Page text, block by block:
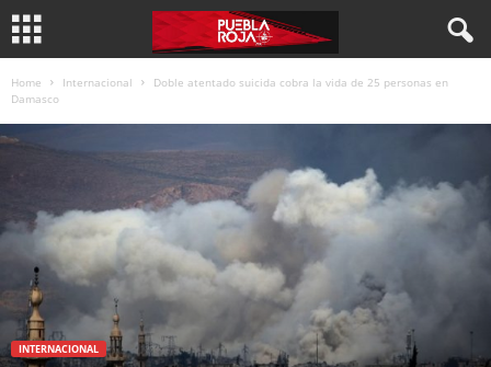
Home Internacional
Doble atentado suicida cobra la vida de 25 personas en
Damasco
INTERNACIONAL